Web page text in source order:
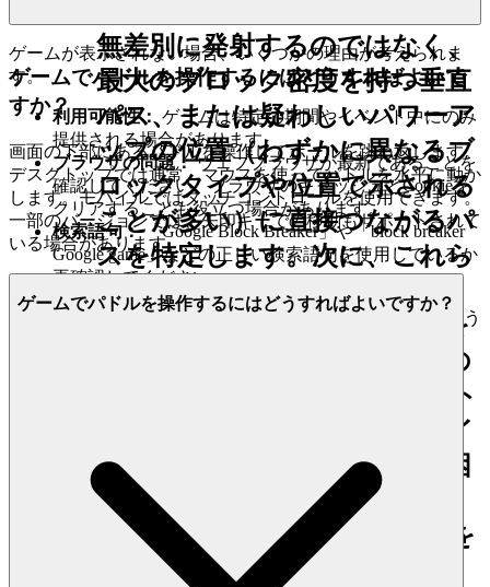
無差別に発射するのではなく、
最大のブロック密度を持つ垂直
パス、または疑わしいパワーア
ップの位置（わずかに異なるブ
ロックタイプや位置で示される
ことが多い）に直接つながるパ
スを特定します。次に、これら
のトンネルを切り開くために、
正確に照準を定め、レーザーを
発射します。重要なのは、次の
ボールのためにクリアショット
を作成し、下のブロックをバイ
パスして、高価値または到達困
難なターゲットを直接攻撃し、
その後のスコアリングの機会を
最大化することです。
ゲームが表示されない場合、いくつかの理由が考えられま
す。
利用可能性： ゲームは特定の期間やイベント中にのみ
提供される場合があります。
ブラウザの問題：ウェブブラウザが最新であることを
確認してください。ブラウザのキャッシュとCookieを
クリアすることも役立つ場合があります。
検索語句：「Google Block Breaker」や「block breaker
Google game」などの正しい検索語句を使用しているか
再確認してください。
これらの手順を試しても問題が解決しない場合は、後でもう
ゲームでパドルを操作するにはどうすればよいで
すか？
画面の下部にあるパドルを操作してボールを跳ね返します。
デスクトップでは通常、マウスを使ってパドルを水平に動か
します。モバイルではタッチコントロールを使用できます。
一部のバージョンでは、矢印キーでの移動もサポートされて
いる場合があります。
ゲームでパドルを操作するにはどうすればよいですか？